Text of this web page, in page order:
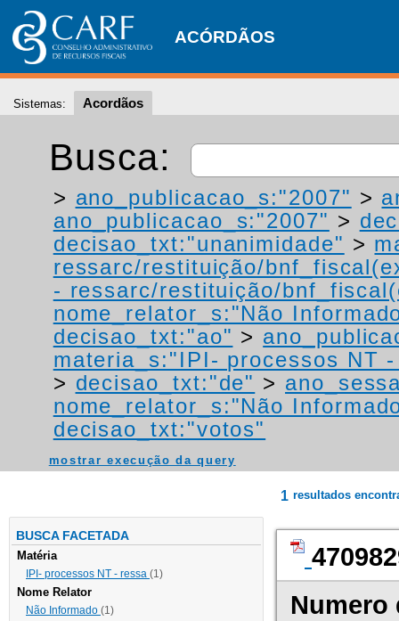
ACÓRDÃOS
Sistemas: Acordãos
Busca:
> ano_publicacao_s:"2007" >
ano_publicacao_s:"2007" >
decisao_txt:"unanimidade" >
ressarc/restituição/
- ressarc/restituição/
nome_relator_s:"Não
decisao_txt:"ao" >
materia_s:"IPI- processos NT
> decisao_txt:"de" >
nome_relator_s:"Não
decisao_txt:"votos"
mostrar execução da query
BUSCA FACETADA
Matéria
IPI- processos NT - ressa (1)
Nome Relator
Não Informado (1)
1 resultados
Numero